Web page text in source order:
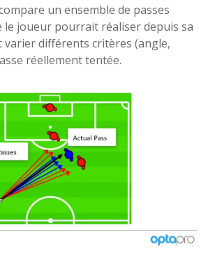
un ensemble de passes
le joueur pourrait réaliser depuis sa
différents critères (angle,
réellement tentée.